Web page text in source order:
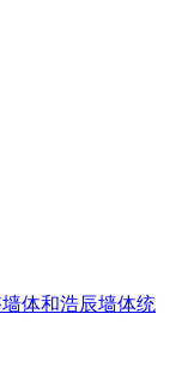
体和浩辰墙体统